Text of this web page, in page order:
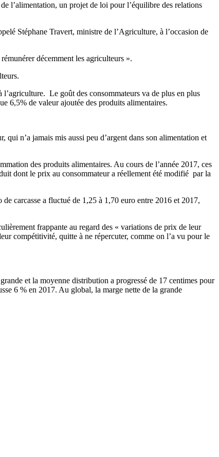
l’alimentation, un projet de loi pour l’équilibre des relations
Stéphane Travert, ministre de l’Agriculture, à l’occasion de
décemment les agriculteurs ».
Le goût des consommateurs va de plus en plus
6,5% de valeur ajoutée des produits alimentaires.
n’a jamais mis aussi peu d’argent dans son alimentation et
des produits alimentaires. Au cours de l’année 2017, ces
dont le prix au consommateur a réellement été modifié par la
carcasse a fluctué de 1,25 à 1,70 euro entre 2016 et 2017,
frappante au regard des « variations de prix de leur
compétitivité, quitte à ne répercuter, comme on l’a vu pour le
et la moyenne distribution a progressé de 17 centimes pour
6 % en 2017. Au global, la marge nette de la grande